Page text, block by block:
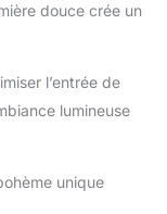
douce crée un
l’entrée de
lumineuse
unique